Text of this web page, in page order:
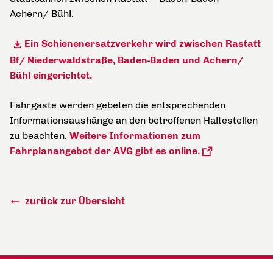
Achern/ Bühl.
Ein Schienenersatzverkehr wird zwischen Rastatt
Bf/ Niederwaldstraße, Baden-Baden und Achern/
Bühl eingerichtet.
Fahrgäste werden gebeten die entsprechenden
Informationsaushänge an den betroffenen Haltestellen
zu beachten. Weitere Informationen zum
Fahrplanangebot der AVG gibt es online.
zurück zur Übersicht